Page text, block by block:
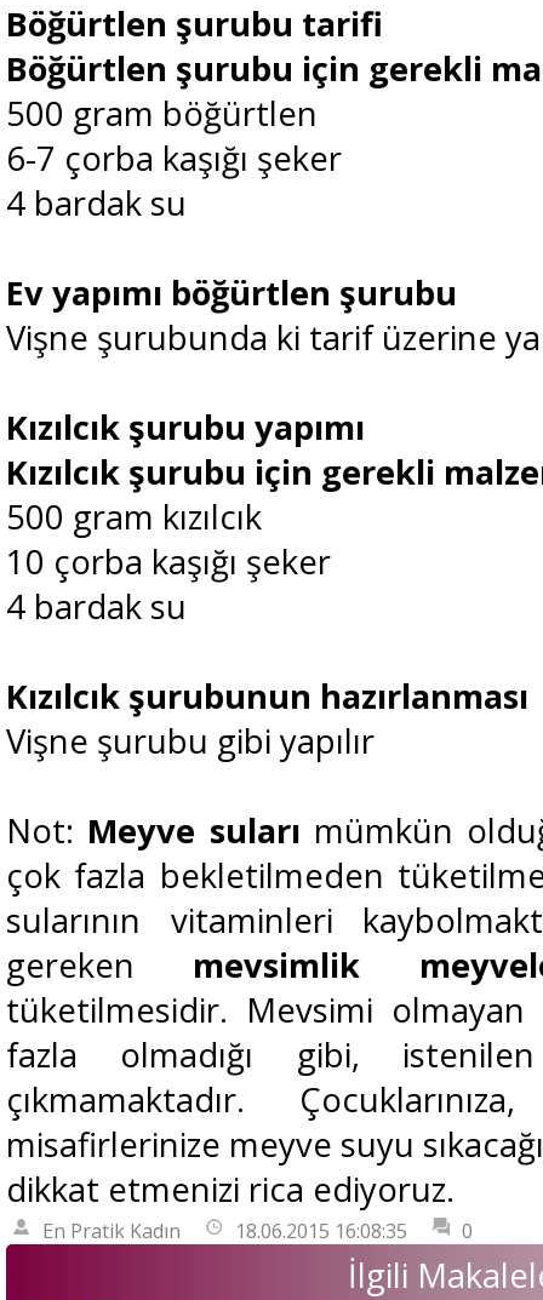
Böğürtlen şurubu tarifi
Böğürtlen şurubu için gerekli
500 gram böğürtlen
6-7 çorba kaşığı şeker
4 bardak su
Ev yapımı böğürtlen şurubu
Vişne şurubunda ki tarif üzerine
Kızılcık şurubu yapımı
Kızılcık şurubu için gerekli
500 gram kızılcık
10 çorba kaşığı şeker
4 bardak su
Kızılcık şurubunun hazırlanması
Vişne şurubu gibi yapılır
Not: Meyve suları mümkün
çok fazla bekletilmeden
sularının vitaminleri
gereken mevsimlik
tüketilmesidir. Mevsimi
fazla olmadığı gibi,
çıkmamaktadır.
misafirlerinize meyve suyu
dikkat etmenizi rica ediyoruz.
En Pratik Kadın 18.06.2015 16:08:35 0
İlgili